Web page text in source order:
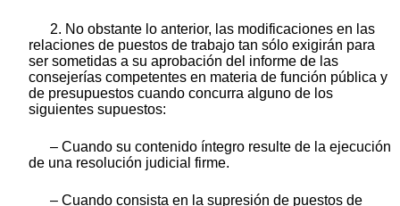
2. No obstante lo anterior, las modificaciones en las
relaciones de puestos de trabajo tan sólo exigirán para
ser sometidas a su aprobación del informe de las
consejerías competentes en materia de función pública y
de presupuestos cuando concurra alguno de los
siguientes supuestos:
– Cuando su contenido íntegro resulte de la ejecución
de una resolución judicial firme.
– Cuando consista en la supresión de puestos de